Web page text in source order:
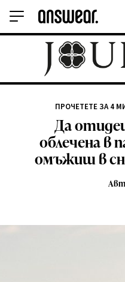
ПРОЧЕТЕТЕ ЗА4
Да
облечена в
омъжиш в